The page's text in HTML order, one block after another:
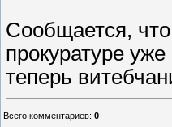
Сообщается,
прокуратуре
теперь
Всего комментариев: 0